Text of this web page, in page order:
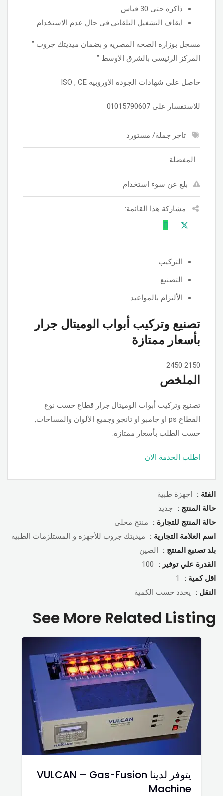
ذاكره حتى 30 قياس
ايقاف التشغيل التلقائي فى حال عدم الاستخدام
مسجل بوزاره الصحه المصريه و بضمان ميديتك جروب ”
المركز الرئيسى بالشرق الاوسط ”
حاصل على شهادات الجوده الاوروبيه ISO , CE
للاستفسار على 01015790607
تاجر جملة/ مستورد
المفضلة
بلغ عن سوء استخدام
مشاركة هذا القائمة:
التركيب
التصنيع
الألتزام بالمواعيد
تصنيع وتركيب أبواب الوميتال جرار
بأسعار ممتازة
2150
2450
الملخص
تصنيع وتركيب أبواب الوميتال جرار قطاع حسب نوع
القطاع ps او جامبو او تانجو وجميع الألوان والمساحات,
حسب الطلب بأسعار ممتازة.
اطلب الخدمة الان
الفئة :
اجهزة طبية
حالة المنتج :
جديد
حالة المنتج للتجارة :
منتج محلى
اسم العلامة التجارية :
ميديتك جروب للأجهزه و المستلزمات الطبيه
بلد تصنبع المنتج :
الصين
القدرة علي توفير :
100
اقل كمية :
1
النقل :
يحدد حسب الكمية
See More Related Listing
يتوفر لدينا VULCAN – Gas-Fusion
Machine